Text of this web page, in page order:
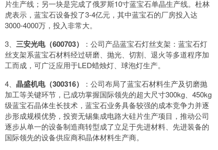
片生产线；另一块是完成了俄罗斯10寸蓝宝石单晶生产线。杜林
虎表示，蓝宝石设备投了3-4亿元，其中蓝宝石的厂房投入达
3000-4000万，投入非常大。
3、 三安光电（600703）
：公司产品蓝宝石灯丝支架：蓝宝石灯
丝支架系蓝宝石材料经过研磨、抛光、切割、退火等多道程序加
工而成，可广泛应用于LED蜡烛灯、球泡灯生产。
4、 晶盛机电（300316）
：公司布局了蓝宝石材料生产及切磨抛
加工等关键环节，已成功掌握国际领先的超大尺寸300kg、450kg
级蓝宝石晶体生长技术，蓝宝石业务具备较强的成本竞争力并逐
步形成规模优势，投资无锡集成电路大硅片生产项目，推动公司
逐步从单一的设备制造商转型成了立足于先进材料、先进装备的
国际领先的设备供应商和晶体材料生产商。